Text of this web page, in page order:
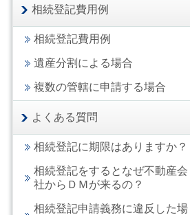
相続登記費用例
相続登記費用例
遺産分割による場合
複数の管轄に申請する場合
よくある質問
相続登記に期限はありますか？
相続登記をするとなぜ不動産会
社からＤＭが来るの？
相続登記申請義務に違反した場